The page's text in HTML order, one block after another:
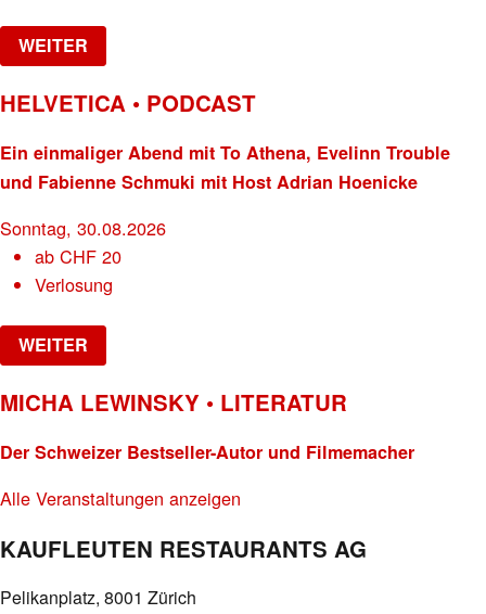
WEITER
HELVETICA • PODCAST
Ein einmaliger Abend mit To Athena, Evelinn Trouble
und Fabienne Schmuki mit Host Adrian Hoenicke
Sonntag, 30.08.2026
abCHF 20
Verlosung
WEITER
MICHA LEWINSKY • LITERATUR
Der Schweizer Bestseller-Autor und Filmemacher
Alle Veranstaltungen anzeigen
KAUFLEUTEN RESTAURANTS AG
Pelikanplatz, 8001 Zürich